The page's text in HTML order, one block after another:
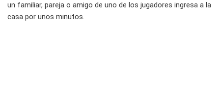
un familiar, pareja o amigo de uno de los jugadores ingresa a la
casa por unos minutos.